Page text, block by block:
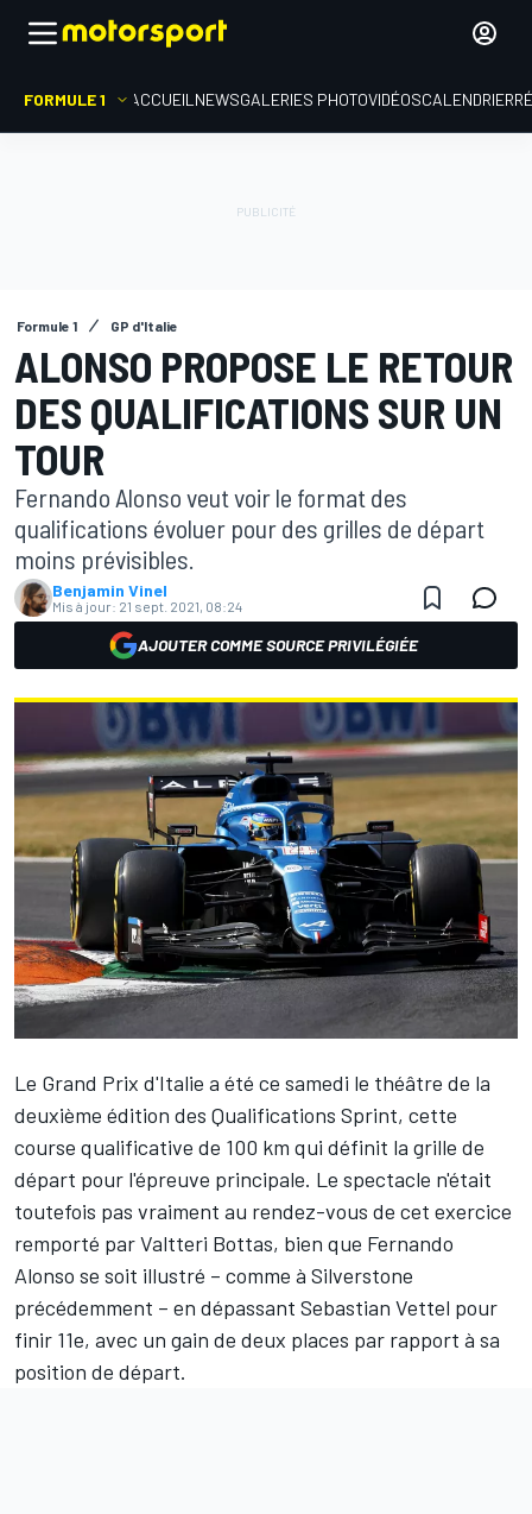
FORMULE 1 ACCUEIL NEWSGALERIES PHOTOVIDÉOSCALENDRIER
Formule 1 GP d'Italie
ALONSO PROPOSE LE RETOUR
DES QUALIFICATIONS SUR UN
TOUR
Fernando Alonso veut voir le format des
qualifications évoluer pour des grilles de départ
moins prévisibles.
Benjamin Vinel
Mis à jour: 21 sept. 2021, 08:24
AJOUTER COMME SOURCE PRIVILÉGIÉE
Le Grand Prix d'Italie a été ce samedi le théâtre de la
deuxième édition des Qualifications Sprint, cette
course qualificative de 100 km qui définit la grille de
départ pour l'épreuve principale. Le spectacle n'était
toutefois pas vraiment au rendez-vous de cet exercice
remporté par Valtteri Bottas, bien que Fernando
Alonso se soit illustré – comme à Silverstone
précédemment – en dépassant Sebastian Vettel pour
finir 11e, avec un gain de deux places par rapport à sa
position de départ.